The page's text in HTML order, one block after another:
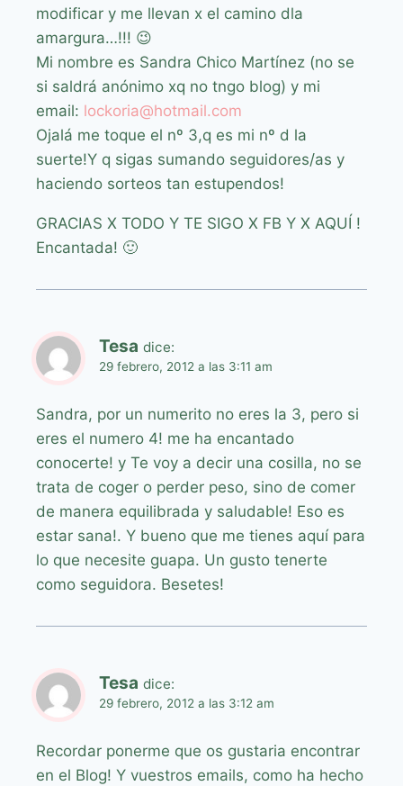
modificar y me llevan x el camino dla
amargura…!!! 😉
Mi nombre es Sandra Chico Martínez (no se
si saldrá anónimo xq no tngo blog) y mi
email: lockoria@hotmail.com
Ojalá me toque el nº 3,q es mi nº d la
suerte!Y q sigas sumando seguidores/as y
haciendo sorteos tan estupendos!
GRACIAS X TODO Y TE SIGO X FB Y X AQUÍ !
Encantada! 🙂
Tesa dice:
29 febrero, 2012 a las 3:11 am
Sandra, por un numerito no eres la 3, pero si
eres el numero 4! me ha encantado
conocerte! y Te voy a decir una cosilla, no se
trata de coger o perder peso, sino de comer
de manera equilibrada y saludable! Eso es
estar sana!. Y bueno que me tienes aquí para
lo que necesite guapa. Un gusto tenerte
como seguidora. Besetes!
Tesa dice:
29 febrero, 2012 a las 3:12 am
Recordar ponerme que os gustaria encontrar
en el Blog! Y vuestros emails, como ha hecho